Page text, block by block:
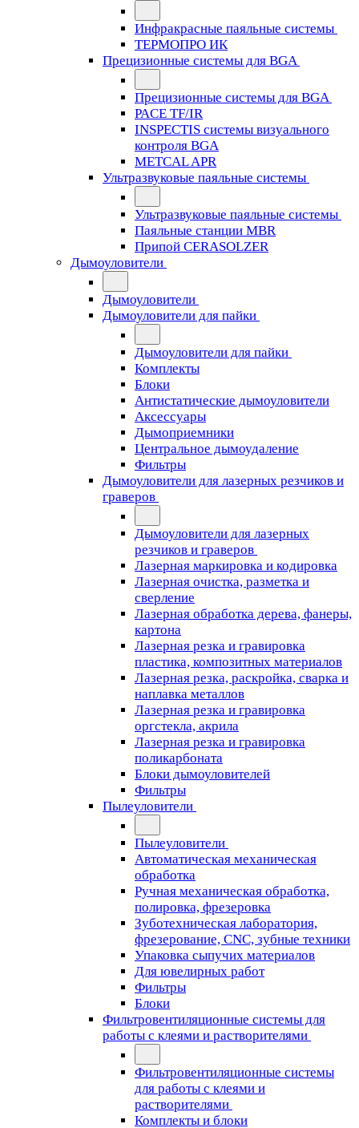
Инфракрасные паяльные системы
ТЕРМОПРО ИК
Прецизионные системы для BGA
Прецизионные системы для BGA
PACE TF/IR
INSPECTIS системы визуального
контроля BGA
METCAL APR
Ультразвуковые паяльные системы
Ультразвуковые паяльные системы
Паяльные станции MBR
Припой CERASOLZER
Дымоуловители
Дымоуловители
Дымоуловители для пайки
Дымоуловители для пайки
Комплекты
Блоки
Антистатические дымоуловители
Аксессуары
Дымоприемники
Центральное дымоудаление
Фильтры
Дымоуловители для лазерных резчиков и
граверов
Дымоуловители для лазерных
резчиков и граверов
Лазерная маркировка и кодировка
Лазерная очистка, разметка и
сверление
Лазерная обработка дерева, фанеры,
картона
Лазерная резка и гравировка
пластика, композитных материалов
Лазерная резка, раскройка, сварка и
наплавка металлов
Лазерная резка и гравировка
оргстекла, акрила
Лазерная резка и гравировка
поликарбоната
Блоки дымоуловителей
Фильтры
Пылеуловители
Пылеуловители
Автоматическая механическая
обработка
Ручная механическая обработка,
полировка, фрезеровка
Зуботехническая лаборатория,
фрезерование, CNC, зубные техники
Упаковка сыпучих материалов
Для ювелирных работ
Фильтры
Блоки
Фильтровентиляционные системы для
работы с клеями и растворителями
Фильтровентиляционные системы
для работы с клеями и
растворителями
Комплекты и блоки